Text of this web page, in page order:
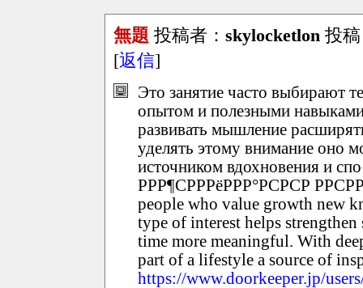
無題 投稿者： skylocketlon 投稿
[返信]
Это занятие часто выбирают
опытом и полезными
развивать мышление
уделять этому внимание оно
источником вдохновения и
РРР¶СРРРёРРР°РСРСР
people who value growth new
type of interest helps
time more meaningful. With
part of a lifestyle a source of
https://www.doorkeeper.jp/